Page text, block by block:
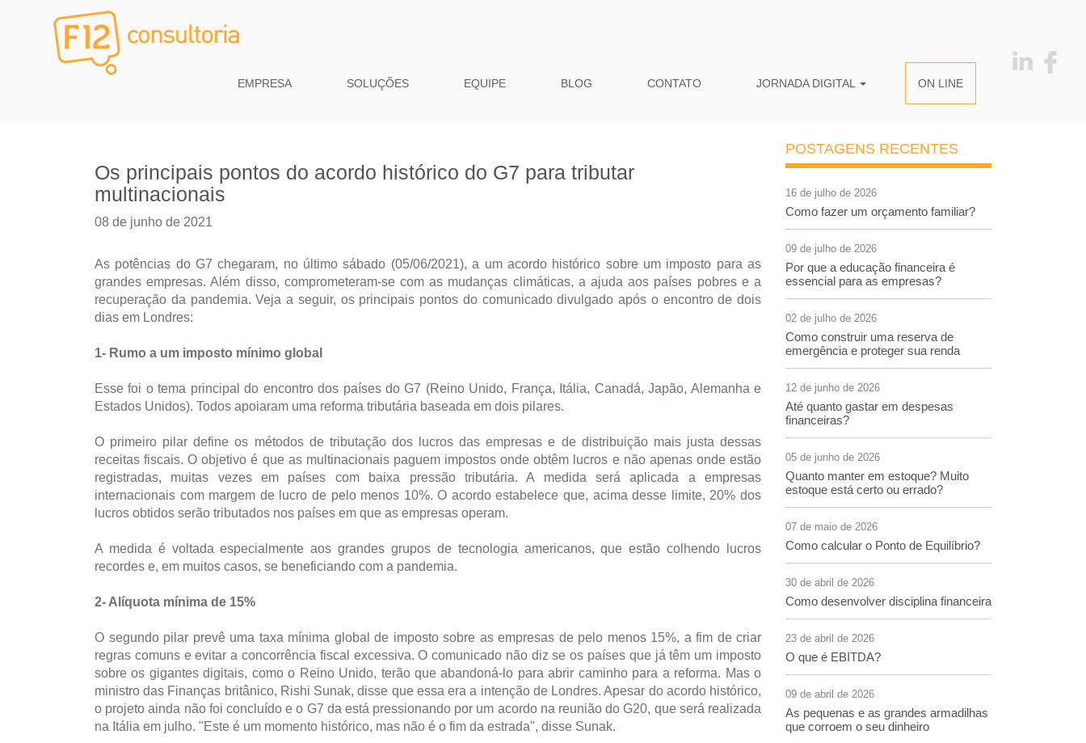
EMPRESA SOLUÇÕES EQUIPE BLOG CONTATO JORNADA DIGITAL ON LINE
Os principais pontos do acordo histórico do G7 para tributar
multinacionais
08 de junho de 2021
As potências do G7 chegaram, no último sábado (05/06/2021), a um acordo histórico sobre um imposto para as
grandes empresas. Além disso, comprometeram-se com as mudanças climáticas, a ajuda aos países pobres e a
recuperação da pandemia. Veja a seguir, os principais pontos do comunicado divulgado após o encontro de dois
dias em Londres:
1- Rumo a um imposto mínimo global
Esse foi o tema principal do encontro dos países do G7 (Reino Unido, França, Itália, Canadá, Japão, Alemanha e
Estados Unidos). Todos apoiaram uma reforma tributária baseada em dois pilares.
O primeiro pilar define os métodos de tributação dos lucros das empresas e de distribuição mais justa dessas
receitas fiscais. O objetivo é que as multinacionais paguem impostos onde obtêm lucros e não apenas onde estão
registradas, muitas vezes em países com baixa pressão tributária. A medida será aplicada a empresas
internacionais com margem de lucro de pelo menos 10%. O acordo estabelece que, acima desse limite, 20% dos
lucros obtidos serão tributados nos países em que as empresas operam.
A medida é voltada especialmente aos grandes grupos de tecnologia americanos, que estão colhendo lucros
recordes e, em muitos casos, se beneficiando com a pandemia.
2- Alíquota mínima de 15%
O segundo pilar prevê uma taxa mínima global de imposto sobre as empresas de pelo menos 15%, a fim de criar
regras comuns e evitar a concorrência fiscal excessiva. O comunicado não diz se os países que já têm um imposto
sobre os gigantes digitais, como o Reino Unido, terão que abandoná-lo para abrir caminho para a reforma. Mas o
ministro das Finanças britânico, Rishi Sunak, disse que essa era a intenção de Londres. Apesar do acordo histórico,
o projeto ainda não foi concluído e o G7 da está pressionando por um acordo na reunião do G20, que será realizada
na Itália em julho. "Este é um momento histórico, mas não é o fim da estrada", disse Sunak.
POSTAGENS RECENTES
16 de julho de 2026
Como fazer um orçamento familiar?
09 de julho de 2026
Por que a educação financeira é
essencial para as empresas?
02 de julho de 2026
Como construir uma reserva de
emergência e proteger sua renda
12 de junho de 2026
Até quanto gastar em despesas
financeiras?
05 de junho de 2026
Quanto manter em estoque? Muito
estoque está certo ou errado?
07 de maio de 2026
Como calcular o Ponto de Equilíbrio?
30 de abril de 2026
Como desenvolver disciplina financeira
23 de abril de 2026
O que é EBITDA?
09 de abril de 2026
As pequenas e as grandes armadilhas
que corroem o seu dinheiro